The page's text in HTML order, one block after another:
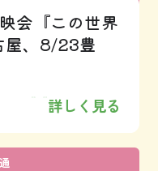
会『この世界
屋、8/23豊
詳しく見る